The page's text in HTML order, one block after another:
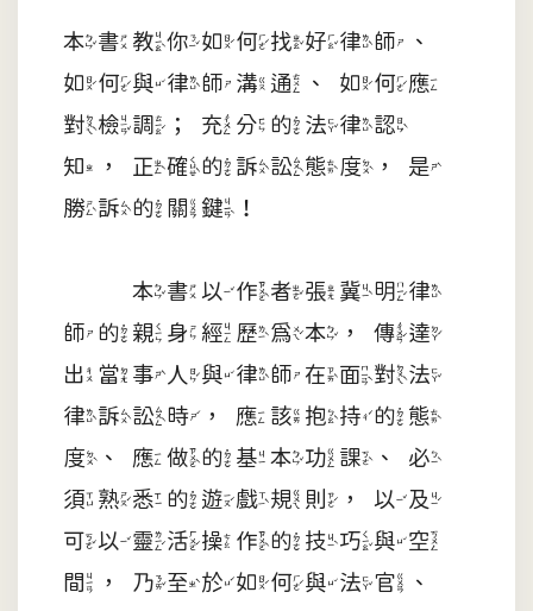
本書教你如何找好律師、
如何與律師溝通、如何應
對檢調；充分的法律認
知，正確的訴訟態度，是
勝訴的關鍵！
本書以作者張冀明律
師的親身經歷為本，傳達
出當事人與律師在面對法
律訴訟時，應該抱持的態
度、應做的基本功課、必
須熟悉的遊戲規則，以及
可以靈活操作的技巧與空
間，乃至於如何與法官、